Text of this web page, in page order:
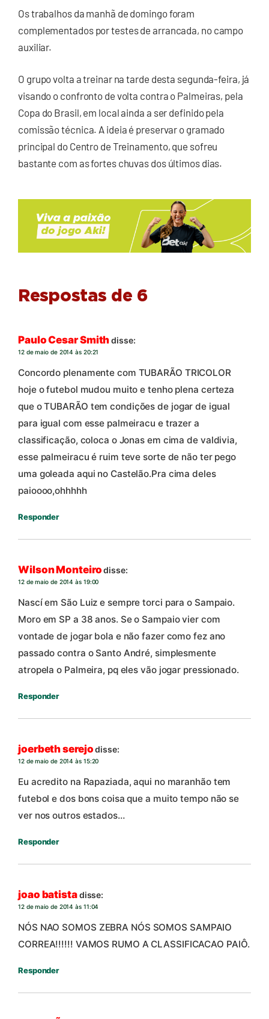
Os trabalhos da manhã de domingo foram
complementados por testes de arrancada, no campo
auxiliar.
O grupo volta a treinar na tarde desta segunda-feira, já
visando o confronto de volta contra o Palmeiras, pela
Copa do Brasil, em local ainda a ser definido pela
comissão técnica. A ideia é preservar o gramado
principal do Centro de Treinamento, que sofreu
bastante com as fortes chuvas dos últimos dias.
Respostas de 6
Paulo Cesar Smithdisse:
12 de maio de 2014 às 20:21
Concordo plenamente com TUBARÃO TRICOLOR
hoje o futebol mudou muito e tenho plena certeza
que o TUBARÃO tem condições de jogar de igual
para igual com esse palmeiracu e trazer a
classificação, coloca o Jonas em cima de valdivia,
esse palmeiracu é ruim teve sorte de não ter pego
uma goleada aqui no Castelão.Pra cima deles
paioooo,ohhhhh
Responder
Wilson Monteiro disse:
12 de maio de 2014 às 19:00
Nascí em São Luiz e sempre torci para o Sampaio.
Moro em SP a 38 anos. Se o Sampaio vier com
vontade de jogar bola e não fazer como fez ano
passado contra o Santo André, simplesmente
atropela o Palmeira, pq eles vão jogar pressionado.
Responder
joerbeth serejo disse:
12 de maio de 2014 às 15:20
Eu acredito na Rapaziada, aqui no maranhão tem
futebol e dos bons coisa que a muito tempo não se
ver nos outros estados…
Responder
joao batistadisse:
12 de maio de 2014 às 11:04
NÓS NAO SOMOS ZEBRA NÓS SOMOS SAMPAIO
CORREA!!!!!! VAMOS RUMO A CLASSIFICACAO PAIÔ.
Responder